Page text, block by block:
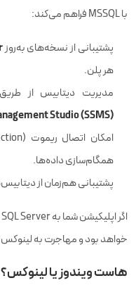
با MSSQL فراهم می‌کند:
پشتیبانی از نسخه‌های به‌روز
هر پلن.
مدیریت دیتابیس از
Studio (SSMS)
همگام‌سازی داده‌ها.
پشتیبانی هم‌زمان از
خواهد بود و مهاجرت به لینوکس
هاست ویندوز یا